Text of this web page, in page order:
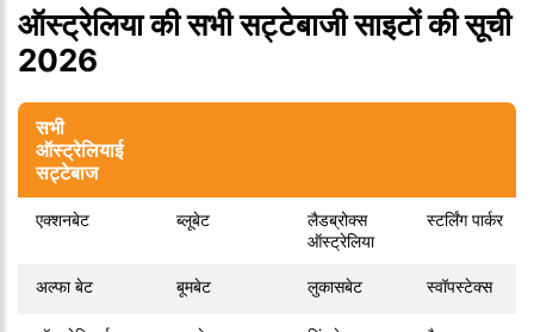
ऑस्ट्रेलिया की सभी सट्टेबाजी साइटों की सूची
2026
सभी
ऑस्ट्रेलियाई
सट्टेबाज
एक्शनबेट ब्लूबेट
लैडब्रोक्स
ऑस्ट्रेलिया
स्टर्लिंग पार्कर
अल्फा बेट बूमबेट लुकासबेट स्वॉपस्टेक्स